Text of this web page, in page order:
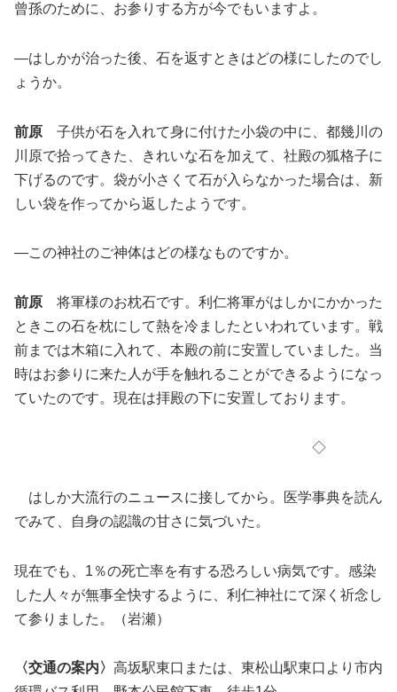
曾孫のために、お参りする方が今でもいますよ。
―はしかが治った後、石を返すときはどの様にしたのでし
ょうか。
前原 子供が石を入れて身に付けた小袋の中に、都幾川の
川原で拾ってきた、きれいな石を加えて、社殿の狐格子に
下げるのです。袋が小さくて石が入らなかった場合は、新
しい袋を作ってから返したようです。
―この神社のご神体はどの様なものですか。
前原 将軍様のお枕石です。利仁将軍がはしかにかかった
ときこの石を枕にして熱を冷ましたといわれています。戦
前までは木箱に入れて、本殿の前に安置していました。当
時はお参りに来た人が手を触れることができるようになっ
ていたのです。現在は拝殿の下に安置しております。
◇
はしか大流行のニュースに接してから。医学事典を読ん
でみて、自身の認識の甘さに気づいた。
現在でも、1％の死亡率を有する恐ろしい病気です。感染
した人々が無事全快するように、利仁神社にて深く祈念し
て参りました。（岩瀬）
〈交通の案内〉 高坂駅東口または、東松山駅東口より市内